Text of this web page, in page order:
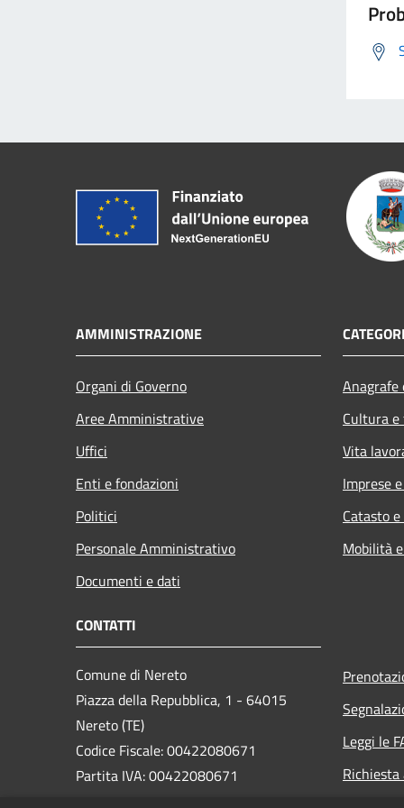
AMMINISTRAZIONE
Organi di Governo
Aree Amministrative
Uffici
Enti e fondazioni
Politici
Personale Amministrativo
Documenti e dati
Cultura
Vita
Imprese
Catasto
Mobilità
CONTATTI
Comune di Nereto
Piazza della Repubblica, 1 - 64015
Nereto (TE)
Codice Fiscale: 00422080671
Partita IVA: 00422080671
Leggi le